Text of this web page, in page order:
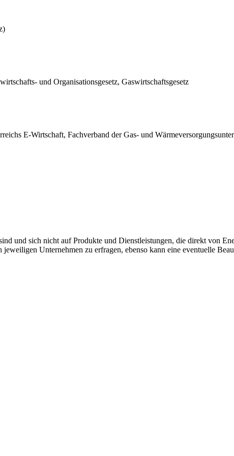
und Organisationsgesetz, Gaswirtschaftsgesetz
E-Wirtschaft, Fachverband der Gas- und
und sich nicht auf Produkte und Dienstleistungen, die direkt von
Unternehmen zu erfragen, ebenso kann eine eventuelle